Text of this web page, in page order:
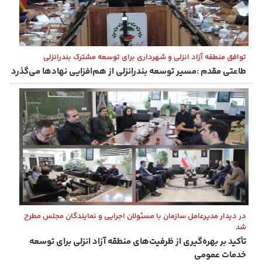
توافق منطقه آزاد انزلی و شهرداری برای توسعه مشترک بندرانزلی
طاعتی‌ مقدم :مسیر توسعه بندرانزلی از هم‌افزایی نهادها می‌گذرد
در دیدار مدیرعامل سازمان با مسئولان اجرایی و نمایندگان مجلس مطرح
شد
تأكید بر بهره‌گیری از ظرفیت‌های منطقه آزاد انزلی برای توسعه
خدمات عمومی